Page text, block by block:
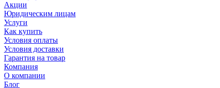
Акции
Юридическим лицам
Услуги
Как купить
Условия оплаты
Условия доставки
Гарантия на товар
Компания
О компании
Блог